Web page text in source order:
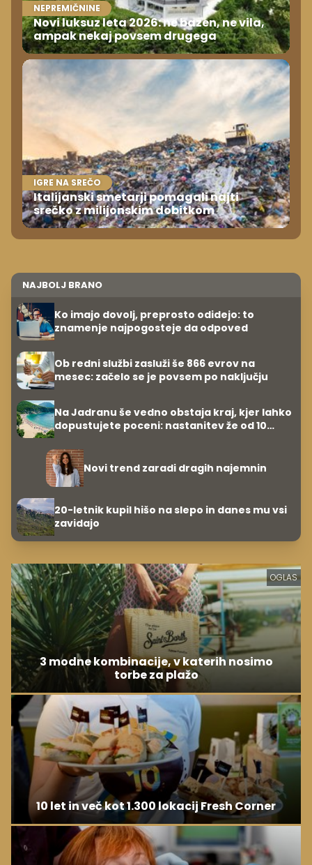
NEPREMIČNINE
Novi luksuz leta 2026: ne bazen, ne vila,
ampak nekaj povsem drugega
IGRE NA SREČO
Italijanski smetarji pomagali najti
srečko z milijonskim dobitkom
NAJBOLJ BRANO
Ko imajo dovolj, preprosto odidejo: to
znamenje najpogosteje da odpoved
Ob redni službi zasluži še 866 evrov na
mesec: začelo se je povsem po naključju
Na Jadranu še vedno obstaja kraj, kjer lahko
dopustujete poceni: nastanitev že od 10
Novi trend zaradi dragih najemnin
20-letnik kupil hišo na slepo in danes mu vsi
zavidajo
OGLAS
3 modne kombinacije, v katerih nosimo
torbe za plažo
10 let in več kot 1.300 lokacij Fresh Corner